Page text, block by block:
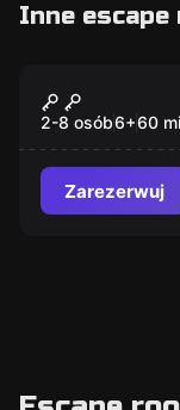
Inne
POKÓJ
2-8 osób6+60
Zarezerwuj